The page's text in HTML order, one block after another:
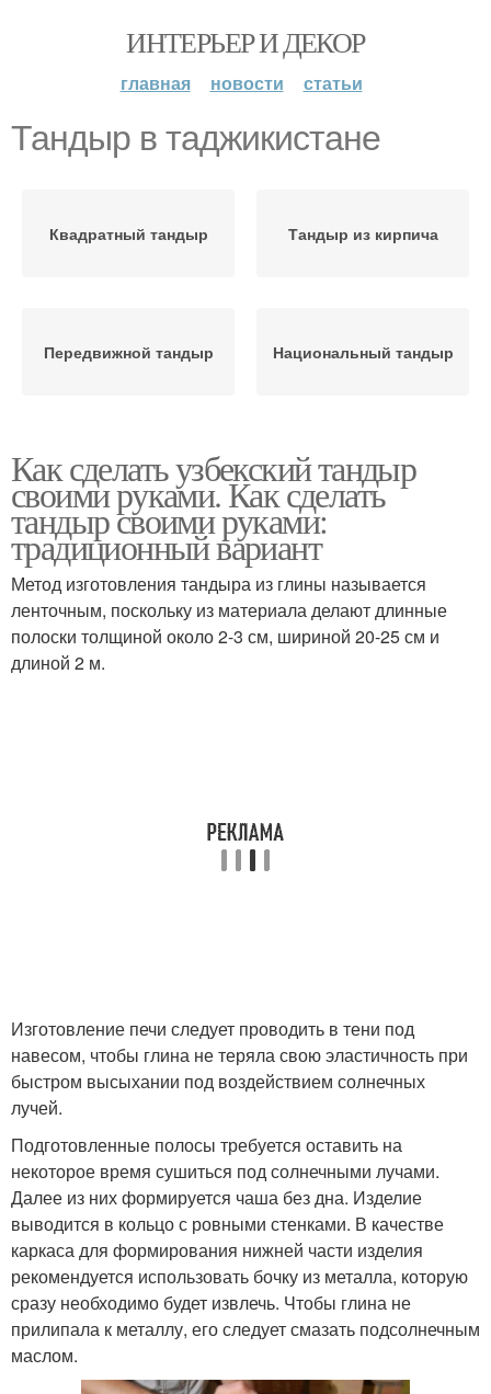
ИНТЕРЬЕР И ДЕКОР
главная новости статьи
Тандыр в таджикистане
Квадратный тандыр Тандыр из кирпича
Передвижной тандыр Национальный тандыр
Как сделать узбекский тандыр
своими руками. Как сделать
тандыр своими руками:
традиционный вариант
Метод изготовления тандыра из глины называется
ленточным, поскольку из материала делают длинные
полоски толщиной около 2-3 см, шириной 20-25 см и
длиной 2 м.
Изготовление печи следует проводить в тени под
навесом, чтобы глина не теряла свою эластичность при
быстром высыхании под воздействием солнечных
лучей.
Подготовленные полосы требуется оставить на
некоторое время сушиться под солнечными лучами.
Далее из них формируется чаша без дна. Изделие
выводится в кольцо с ровными стенками. В качестве
каркаса для формирования нижней части изделия
рекомендуется использовать бочку из металла, которую
сразу необходимо будет извлечь. Чтобы глина не
прилипала к металлу, его следует смазать подсолнечным
маслом.